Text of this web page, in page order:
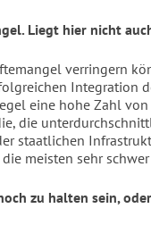
Liegt hier nicht
verringern
Integration
eine hohe Zahl
die
staatlichen
meisten sehr
zu halten sein,